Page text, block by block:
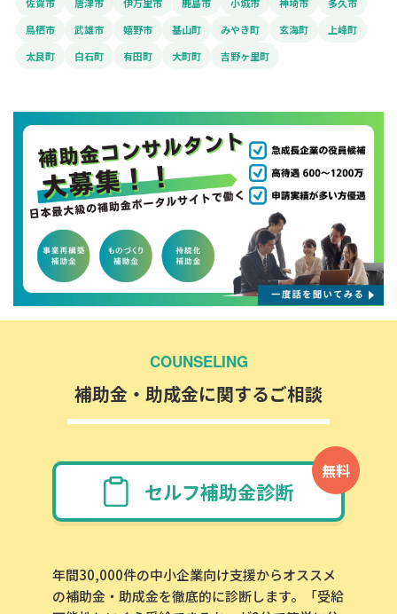
鳥栖市
武雄市 嬉野市 基山町 みやき町 玄海町
上峰町
太良町
白石町 有田町 大町町 吉野ヶ里町
COUNSELING
補助金・助成金に関するご相談
無料
セルフ補助金診断
年間30,000件の中小企業向け支援からオススメ
の補助金・助成金を徹底的に診断します。「受給